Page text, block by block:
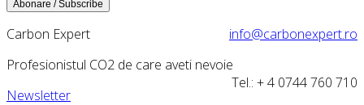
Carbon Expert
info@carbonexpert.ro
Profesionistul CO2 de care aveti nevoie
Tel.: + 4 0744 760 710
Newsletter